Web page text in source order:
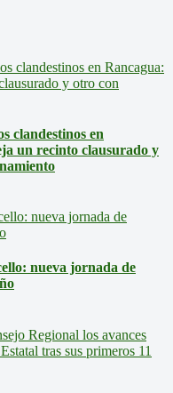
clandestinos en
un recinto clausurado y
nueva jornada de